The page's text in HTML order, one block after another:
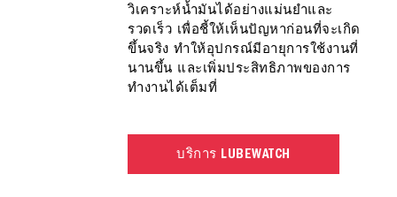
วิเคราะห์น้ำมันได้อย่างแม่นยำและ
รวดเร็ว เพื่อชี้ให้เห็นปัญหาก่อนที่จะเกิด
ขึ้นจริง ทำให้อุปกรณ์มีอายุการใช้งานที่
นานขึ้น และเพิ่มประสิทธิภาพของการ
ทำงานได้เต็มที่
บริการ LUBEWATCH